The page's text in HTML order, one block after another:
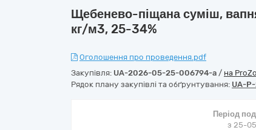
Щебенево-піщана суміш,
кг/м3, 25-34%
Оголошення про проведення.pdf
Закупівля: UA-2026-05-25-006794-a / на
Рядок плану закупівлі та обґрунтування: UA-
Період
з 25-